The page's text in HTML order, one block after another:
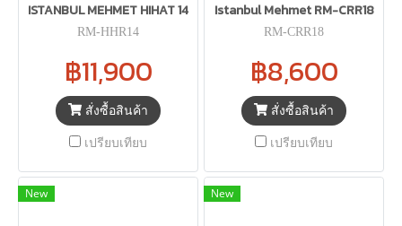
ISTANBUL MEHMET HIHAT 14
RM-HHR14
฿11,900
สั่งซื้อสินค้า
เปรียบเทียบ
Istanbul Mehmet RM-CRR18
RM-CRR18
฿8,600
สั่งซื้อสินค้า
เปรียบเทียบ
New New